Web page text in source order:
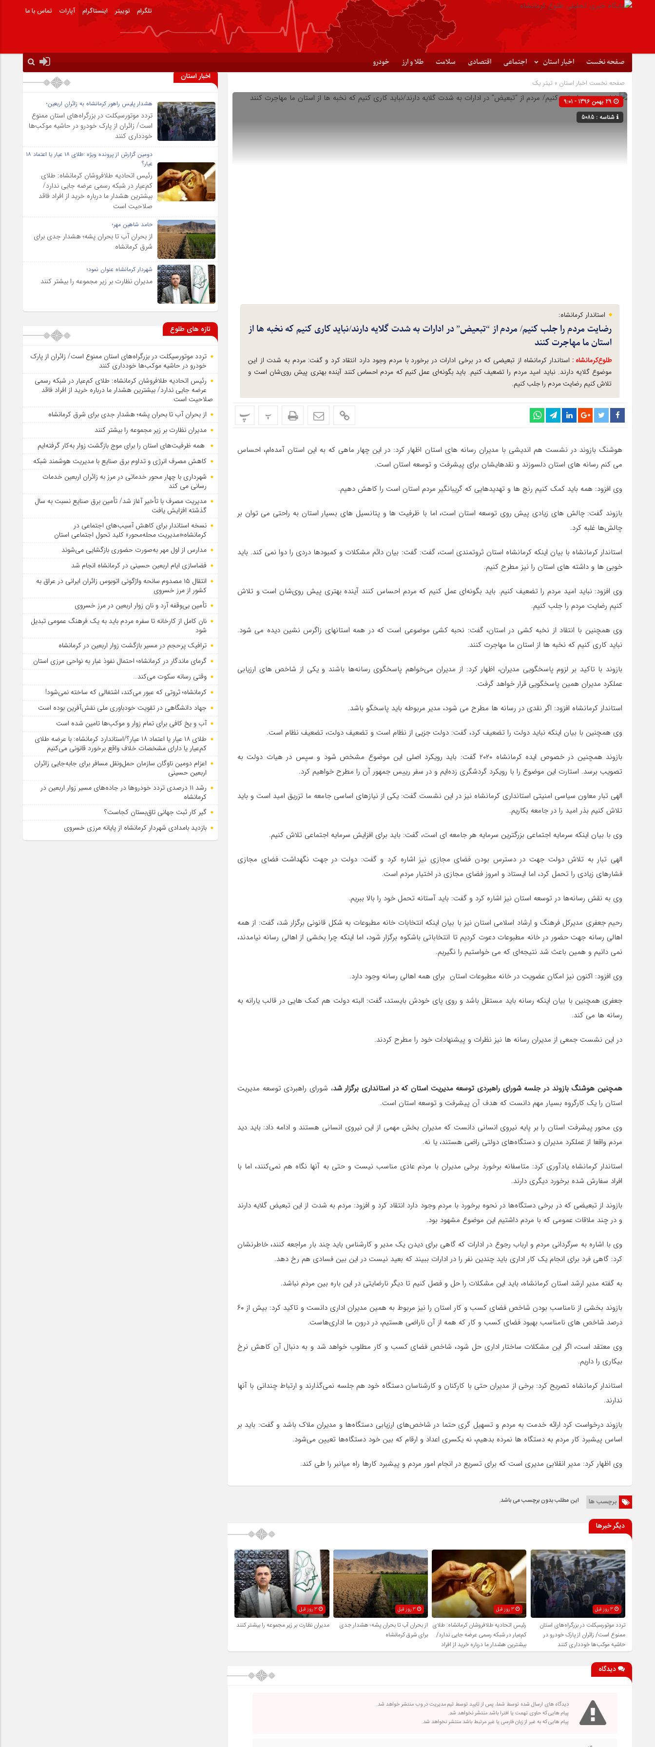
تلگرام توییتر اینستاگرام آپارات تماس با ما
صفحه نخست اخبار استان اجتماعی اقتصادی سلامت طلا و ارز خودرو
صفحه نخست اخبار استان » تیتر یک
شناسه : 5085
استاندار کرمانشاه:
رضایت مردم را جلب کنیم/ مردم از “تبعیض” در ادارات به شدت گلایه دارند/نباید کاری کنیم که نخبه ها از
استان ما مهاجرت کنند
طلوع‌‌کرمانشاه : استاندار کرمانشاه از تبعیضی که در برخی ادارات در برخورد با مردم وجود دارد انتقاد کرد و گفت: مردم به شدت از این
موضوع گلایه دارند. نباید امید مردم را تضعیف کنیم. باید بگونه‌ای عمل کنیم که مردم احساس کنند آینده بهتری پیش روی‌شان است و
تلاش کنیم رضایت مردم را جلب کنیم.
پ پ
هوشنگ بازوند در نشست هم اندیشی با مدیران رسانه های استان اظهار کرد: در این چهار ماهی که به این استان آمده‌ام، احساس
می کنم رسانه های استان دلسوزند و نقدهایشان برای پیشرفت و توسعه استان است.
وی افزود: همه باید کمک کنیم رنج ها و تهدیدهایی که گریبانگیر مردم استان است را کاهش دهیم.
بازوند گفت: چالش های زیادی پیش روی توسعه استان است، اما با ظرفیت ها و پتانسیل های بسیار استان به راحتی می توان بر
چالش‌ها غلبه کرد.
استاندار کرمانشاه با بیان اینکه کرمانشاه استان ثروتمندی است، گفت: گفت: بیان دائم مشکلات و کمبودها دردی را دوا نمی کند. باید
خوبی ها و داشته های استان را نیز مطرح کنیم.
وی افزود: نباید امید مردم را تضعیف کنیم. باید بگونه‌ای عمل کنیم که مردم احساس کنند آینده بهتری پیش روی‌شان است و تلاش
کنیم رضایت مردم را جلب کنیم.
وی همچنین با انتقاد از نخبه کشی در استان، گفت: نحبه کشی موضوعی است که در همه استانهای زاگرس نشین دیده می شود.
نباید کاری کنیم که نخبه ها از استان ما مهاجرت کنند.
بازوند با تاکید بر لزوم پاسخگویی مدیران، اظهار کرد: از مدیران می‌خواهم پاسخگوی رسانه‌ها باشند و یکی از شاخص های ارزیابی
عملکرد مدیران همین پاسخگویی قرار خواهد گرفت.
استاندار کرمانشاه افزود: اگر نقدی در رسانه ها مطرح می شود، مدیر مربوطه باید پاسخگو باشد.
وی همچنین با بیان اینکه نباید دولت را تضعیف کرد، گفت: دولت جزیی از نظام است و تضعیف دولت، تضعیف نظام است.
بازوند همچنین در خصوص ایده کرمانشاه ۲۰۲۰ گفت: باید رویکرد اصلی این موضوع مشخص شود و سپس در هیات دولت به
تصویب برسد. استارت این موضوع را با رویکرد گردشگری زده‌ایم و در سفر رییس جمهور آن را مطرح خواهیم کرد.
الهی تبار معاون سیاسی امنیتی استانداری کرمانشاه نیز در این نشست گفت: یکی از نیازهای اساسی جامعه ما تزریق امید است و باید
تلاش کنیم بذر امید را در جامعه بکاریم.
وی با بیان اینکه سرمایه اجتماعی بزرگترین سرمایه هر جامعه ای است، گفت: باید برای افزایش سرمایه اجتماعی تلاش کنیم.
الهی تبار به تلاش دولت جهت در دسترس بودن فضای مجازی نیز اشاره کرد و گفت: دولت در جهت نگهداشت فضای مجازی
فشارهای زیادی را تحمل کرد، اما ایستاد و امروز فضای مجازی در اختیار مردم است.
وی به نقش رسانه‌ها در توسعه استان نیز اشاره کرد و گفت: باید آستانه تحمل خود را بالا ببریم.
رحیم جعفری مدیرکل فرهنگ و ارشاد اسلامی استان نیز با بیان اینکه انتخابات خانه مطبوعات به شکل قانونی برگزار شد، گفت: از همه
اهالی رسانه جهت حضور در خانه مطبوعات دعوت کردیم تا انتخاباتی باشکوه برگزار شود، اما اینکه چرا بخشی از اهالی رسانه نیامدند،
نمی دانیم و همین باعث شد نتیجه‌ای که می خواستیم را نگیریم.
وی افزود: اکنون نیز امکان عضویت در خانه مطبوعات استان برای همه اهالی رسانه وجود دارد.
جعفری همچنین با بیان اینکه رسانه باید مستقل باشد و روی پای خودش بایستد، گفت: البته دولت هم کمک هایی در قالب یارانه به
رسانه ها می کند.
در این نشست جمعی از مدیران رسانه ها نیز نظرات و پیشنهادات خود را مطرح کردند.
همچنین هوشنگ بازوند در جلسه شورای راهبردی توسعه مدیریت استان که در استانداری برگزار شد، شورای راهبردی توسعه مدیریت
استان را یک کارگروه بسیار مهم دانست که هدف آن پیشرفت و توسعه استان است.
وی محور پیشرفت استان را بر پایه نیروی انسانی دانست که مدیران بخش مهمی از این نیروی انسانی هستند و ادامه داد: باید دید
مردم واقعا از عملکرد مدیران و دستگاه‌های دولتی راضی هستند، یا نه.
استاندار کرمانشاه یادآوری کرد: متاسفانه برخورد برخی مدیران با مردم عادی مناسب نیست و حتی به آنها نگاه هم نمی‌کنند، اما با
افراد سفارش شده برخورد دیگری دارند.
بازوند از تبعیضی که در برخی دستگاه‌ها در نحوه برخورد با مردم وجود دارد انتقاد کرد و افزود: مردم به شدت از این تبعیض گلایه دارند
و در چند ملاقات عمومی که با مردم داشتیم این موضوع مشهود بود.
وی با اشاره به سرگردانی مردم و ارباب رجوع در ادارات که گاهی برای دیدن یک مدیر و کارشناس باید چند بار مراجعه کنند، خاطرنشان
کرد: گاهی فرد برای انجام یک کار اداری باید چندین نفر را در ادارات ببیند که بعید نیست در این بین فسادی هم رخ دهد.
به گفته مدیر ارشد استان کرمانشاه، باید این مشکلات را حل و فصل کنیم تا دیگر نارضایتی در این باره بین مردم نباشد.
بازوند بخشی از نامناسب بودن شاخص فضای کسب و کار استان را نیز مربوط به همین مدیران اداری دانست و تاکید کرد: بیش از ۶۰
درصد شاخص های نامناسب بهبود فضای کسب و کار که همه از آن ناراضی هستیم، در درون ما اداری‌هاست.
وی معتقد است، اگر این مشکلات ساختار اداری حل شود، شاخص فضای کسب و کار مطلوب خواهد شد و به دنبال آن کاهش نرخ
بیکاری را داریم.
استاندار کرمانشاه تصریح کرد: برخی از مدیران حتی با کارکنان و کارشناسان دستگاه خود هم جلسه نمی‌گذارند و ارتباط چندانی با آنها
ندارند.
بازوند درخواست کرد ارائه خدمت به مردم و تسهیل گری حتما در شاخص‌های ارزیابی دستگاه‌ها و مدیران ملاک باشد و گفت: باید بر
اساس پیشبرد کار مردم به دستگاه ها نمرده بدهیم، نه یکسری اعداد و ارقام که بین خود دستگاه‌ها تعیین می‌شود.
وی اظهار کرد: مدیر انقلابی مدیری است که برای تسریع در انجام امور مردم و پیشبرد کارها راه میانبر را طی کند.
برچسب ها این مطلب بدون برچسب می باشد.
دیگر خبرها
3 روز قبل
تردد موتورسیکلت در بزرگراه‌های استان
ممنوع است/ زائران از پارک خودرو در
حاشیه موکب‌ها خودداری کنند
3 روز قبل
رئیس اتحادیه طلافروشان کرمانشاه: طلای
کم‌عیار در شبکه رسمی عرضه جایی ندارد/
بیشترین هشدار ما درباره خرید از افراد
فاقد صلاحیت است
3 روز قبل
از بحران آب تا بحران پشه؛ هشدار جدی
برای شرق کرمانشاه
3 روز قبل
مدیران نظارت بر زیر مجموعه را بیشتر کنند
دیدگاه
دیدگاه های ارسال شده توسط شما، پس از تایید توسط تیم مدیریت در وب منتشر خواهد شد.
پیام هایی که حاوی تهمت یا افترا باشد منتشر نخواهد شد.
پیام هایی که به غیر از زبان فارسی یا غیر مرتبط باشد منتشر نخواهد شد.
اخبار استان
هشدار پلیس راهور کرمانشاه به زائران اربعین؛
تردد موتورسیکلت در بزرگراه‌های استان ممنوع
است/ زائران از پارک خودرو در حاشیه موکب‌ها
خودداری کنند
دومین گزارش از پرونده ویژه :طلای ۱۸ عیار یا اعتماد ۱۸
عیار؟
رئیس اتحادیه طلافروشان کرمانشاه: طلای
کم‌عیار در شبکه رسمی عرضه جایی ندارد/
بیشترین هشدار ما درباره خرید از افراد فاقد
صلاحیت است
حامد شاهین مهر؛
از بحران آب تا بحران پشه؛ هشدار جدی برای
شرق کرمانشاه
شهردار کرمانشاه عنوان نمود؛
مدیران نظارت بر زیر مجموعه را بیشتر کنند
تازه های طلوع
تردد موتورسیکلت در بزرگراه‌های استان ممنوع است/ زائران از پارک
خودرو در حاشیه موکب‌ها خودداری کنند
رئیس اتحادیه طلافروشان کرمانشاه: طلای کم‌عیار در شبکه رسمی
عرضه جایی ندارد/ بیشترین هشدار ما درباره خرید از افراد فاقد
صلاحیت است
از بحران آب تا بحران پشه؛ هشدار جدی برای شرق کرمانشاه
مدیران نظارت بر زیر مجموعه را بیشتر کنند
همه ظرفیت‌های استان را برای موج بازگشت زوار به‌کار گرفته‌ایم
کاهش مصرف انرژی و تداوم برق صنایع با مدیریت هوشمند شبکه
شهرداری با چهار محور خدماتی در مرز به زائران اربعین خدمات
رسانی می کند
مدیریت مصرف با تأخیر آغاز شد/ تأمین برق صنایع نسبت به سال
گذشته افزایش یافت
نسخه استاندار برای کاهش آسیب‌های اجتماعی در
کرمانشاه؛«مدیریت محله‌محور» کلید تحول اجتماعی استان
مدارس از اول مهر به‌صورت حضوری بازگشایی می‌شوند
فضاسازی ایام اربعین حسینی در کرمانشاه انجام شد
انتقال ۱۵ مصدوم سانحه واژگونی اتوبوس زائران ایرانی در عراق به
کشور از مرز خسروی
تأمین بی‌وقفه آرد و نان زوار اربعین در مرز خسروی
نان کامل از کارخانه تا سفره مردم باید به یک فرهنگ عمومی تبدیل
شود
ترافیک پرحجم در مسیر بازگشت زوار اربعین در کرمانشاه
گرمای ماندگار در کرمانشاه؛ احتمال نفوذ غبار به نواحی مرزی استان
وقتی رسانه سکوت می‌کند…
کرمانشاه؛ ثروتی که عبور می‌کند، اشتغالی که ساخته نمی‌شود!
جهاد دانشگاهی در تقویت خودباوری ملی نقش‌آفرین بوده است
آب و یخ کافی برای تمام زوار و موکب‌ها تامین شده است
طلای ۱۸ عیار یا اعتماد ۱۸ عیار؟/استاندارد کرمانشاه: با عرضه طلای
کم‌عیار یا دارای مشخصات خلاف واقع برخورد قانونی می‌کنیم
اعزام دومین ناوگان سازمان حمل‌ونقل مسافر برای جابه‌جایی زائران
اربعین حسینی
رشد ۱۱ درصدی تردد خودروها در جاده‌های مسیر زوار اربعین در
کرمانشاه
گیر کار ثبت جهانی تاق‌بستان کجاست؟
بازدید بامدادی شهردار کرمانشاه از پایانه مرزی خسروی